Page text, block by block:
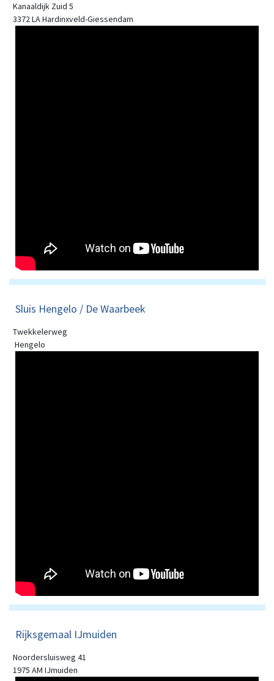
Kanaaldijk Zuid 5
3372 LA Hardinxveld-Giessendam
Sluis Hengelo / De Waarbeek
Twekkelerweg
Hengelo
Rijksgemaal IJmuiden
Noordersluisweg 41
1975 AM IJmuiden